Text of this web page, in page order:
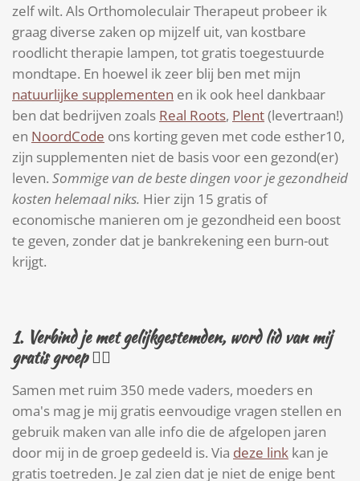
zelf wilt. Als Orthomoleculair Therapeut probeer ik
graag diverse zaken op mijzelf uit, van kostbare
roodlicht therapie lampen, tot gratis toegestuurde
mondtape. En hoewel ik zeer blij ben met mijn
natuurlijke supplementen en ik ook heel dankbaar
ben dat bedrijven zoals Real Roots, Plent(levertraan!)
en NoordCode ons korting geven met code esther10,
zijn supplementen niet de basis voor een gezond(er)
leven. Sommige van de beste dingen voor je gezondheid
kosten helemaal niks. Hier zijn 15 gratis of
economische manieren om je gezondheid een boost
te geven, zonder dat je bankrekening een burn-out
krijgt.
1. Verbind je met gelijkgestemden, word lid van mij
gratisgroep 👯‍♀️
Samen met ruim 350 mede vaders, moeders en
oma's mag je mij gratis eenvoudige vragen stellen en
gebruik maken van alle info die de afgelopen jaren
door mij in de groep gedeeld is. Via deze link kan je
gratis toetreden. Je zal zien dat je niet de enige bent